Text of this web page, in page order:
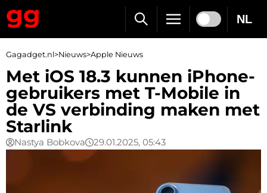
NL
Gagadget.nl>Nieuws>Apple Nieuws
Met iOS 18.3 kunnen iPhone-
gebruikers met T-Mobile in
de VS verbinding maken met
Starlink
Nastya Bobkova 29.01.2025, 05:43